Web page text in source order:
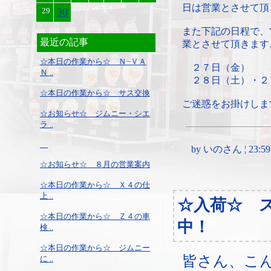
29 30
最近の記事
☆本日の作業から☆ Ｎ−ＶＡ
Ｎ ..
☆本日の作業から☆ サス交換
☆お知らせ☆ ジムニー・シエ
ラ ..
☆お知らせ☆ ８月の営業案内
☆本日の作業から☆ Ｘ４の仕
上 ..
☆本日の作業から☆ Ｚ４の車
検 ..
☆本日の作業から☆ ジムニー
に ..
日は営業とさせて
また下記の日程で
業とさせて頂きます
２７日
２８日（土）・２
ご迷惑をお掛けし
by いのさん ¦
☆入荷☆ ス
中！
皆さん、こ